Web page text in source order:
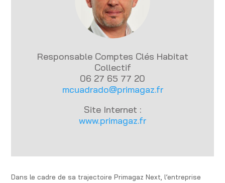
Responsable Comptes Clés Habitat
Collectif
06 27 65 77 20
mcuadrado@primagaz.fr
Site Internet :
www.primagaz.fr
Dans le cadre de sa trajectoire Primagaz Next, l’entreprise